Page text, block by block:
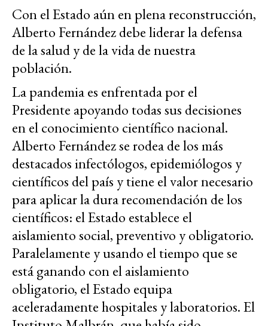
Con el Estado aún en plena reconstrucción,
Alberto Fernández debe liderar la defensa
de la salud y de la vida de nuestra
población.
La pandemia es enfrentada por el
Presidente apoyando todas sus decisiones
en el conocimiento científico nacional.
Alberto Fernández se rodea de los más
destacados infectólogos, epidemiólogos y
científicos del país y tiene el valor necesario
para aplicar la dura recomendación de los
científicos: el Estado establece el
aislamiento social, preventivo y obligatorio.
Paralelamente y usando el tiempo que se
está ganando con el aislamiento
obligatorio, el Estado equipa
aceleradamente hospitales y laboratorios. El